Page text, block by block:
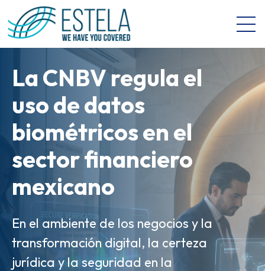
Gobernanza de
Datos e IA: Key
Takeaways del
Revolution Banking
& Retail Forum
La CNBV regula el
uso de datos
biométricos en el
sector financiero
mexicano
En el ambiente de los negocios y la
transformación digital, la certeza
jurídica y la seguridad en la
La Manifestación de
Valor Electrónica
(MVE) es el salto
digital de las
aduanas en México
Así como la factura electrónica abrió
la puerta a la digitalización
corporativa, herramientas como la